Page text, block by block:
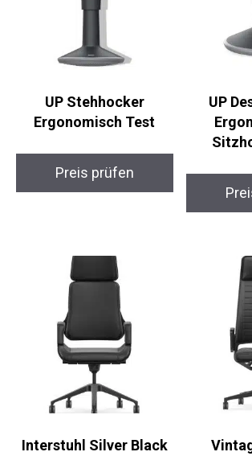
UP Stehhocker
Ergonomisch Test
Preis prüfen
UP
Interstuhl Silver Black